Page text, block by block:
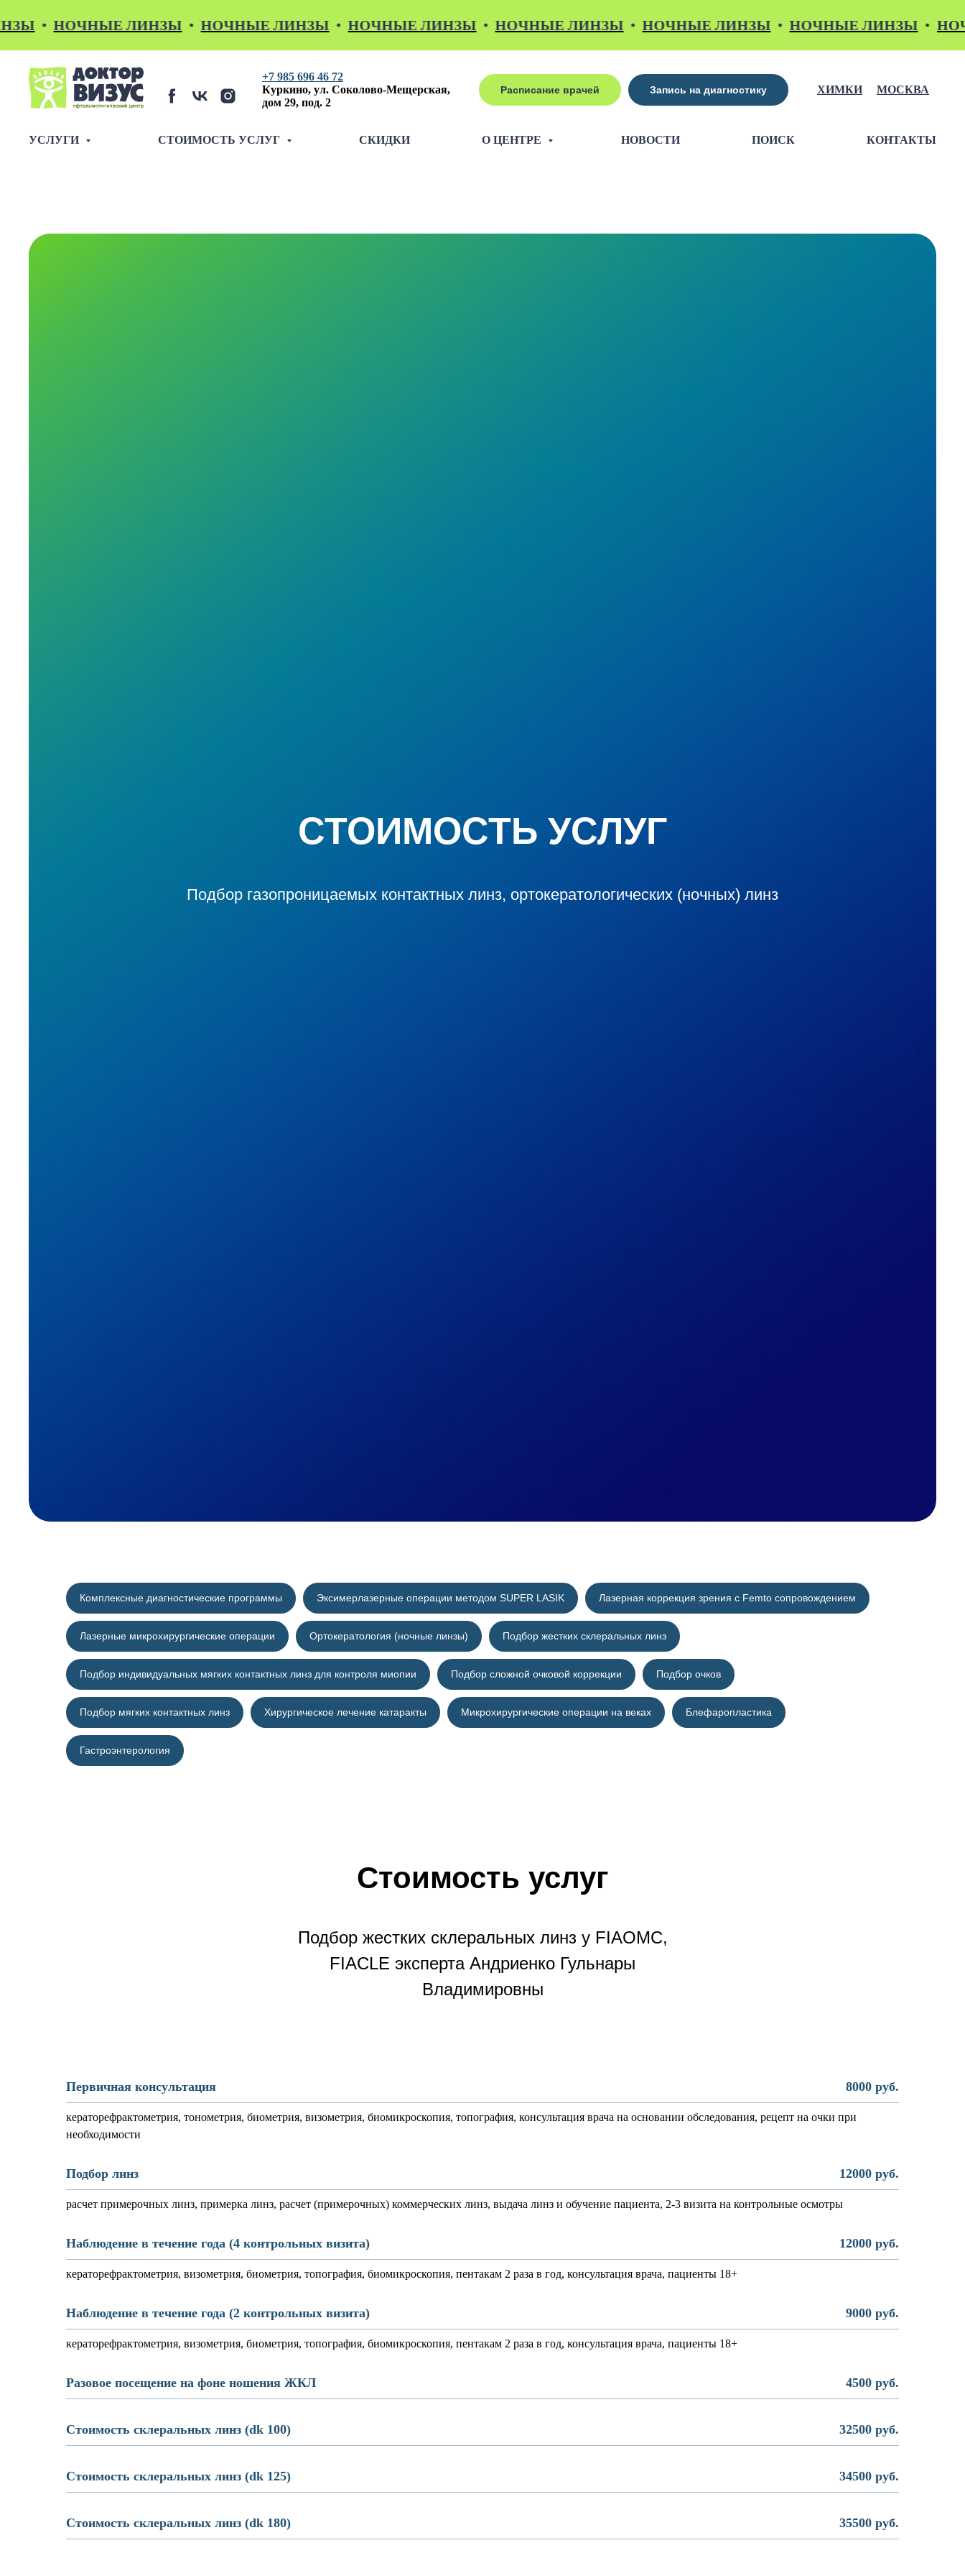
НОЧНЫЕ ЛИНЗЫ НОЧНЫЕ ЛИНЗЫ НОЧНЫЕ ЛИНЗЫ НОЧНЫЕ ЛИНЗЫ НОЧНЫЕ ЛИНЗЫ НОЧНЫЕ ЛИНЗЫ
+7 985 696 46 72
Куркино, ул. Соколово-Мещерская,
дом 29, под. 2
Расписание врачей Запись на диагностику ХИМКИ МОСКВА
УСЛУГИ СТОИМОСТЬ УСЛУГ СКИДКИ О ЦЕНТРЕ НОВОСТИ ПОИСК КОНТАКТЫ
СТОИМОСТЬ УСЛУГ
Подбор газопроницаемых контактных линз, ортокератологических (ночных) линз
Комплексные диагностические программы Эксимерлазерные операции методом SUPER LASIK Лазерная коррекция зрения с Femto сопровождением
Лазерные микрохирургические операции Ортокератология (ночные линзы) Подбор жестких склеральных линз
Подбор индивидуальных мягких контактных линз для контроля миопии Подбор сложной очковой коррекции Подбор очков
Подбор мягких контактных линз Хирургическое лечение катаракты Микрохирургические операции на веках Блефаропластика
Гастроэнтерология
Стоимость услуг
Подбор жестких склеральных линз у FIAOMC,
FIACLE эксперта Андриенко Гульнары
Владимировны
Первичная консультация 8000 руб.
кераторефрактометрия, тонометрия, биометрия, визометрия, биомикроскопия, топография, консультация врача на основании обследования, рецепт на очки при
необходимости
Подбор линз 12000 руб.
расчет примерочных линз, примерка линз, расчет (примерочных) коммерческих линз, выдача линз и обучение пациента, 2-3 визита на контрольные осмотры
Наблюдение в течение года (4 контрольных визита) 12000 руб.
кераторефрактометрия, визометрия, биометрия, топография, биомикроскопия, пентакам 2 раза в год, консультация врача, пациенты 18+
Наблюдение в течение года (2 контрольных визита) 9000 руб.
кераторефрактометрия, визометрия, биометрия, топография, биомикроскопия, пентакам 2 раза в год, консультация врача, пациенты 18+
Разовое посещение на фоне ношения ЖКЛ 4500 руб.
Стоимость склеральных линз (dk 100) 32500 руб.
Стоимость склеральных линз (dk 125) 34500 руб.
Стоимость склеральных линз (dk 180) 35500 руб.